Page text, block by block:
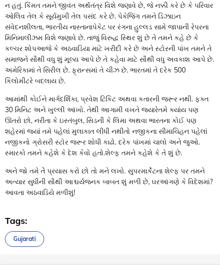
ન હતું. કિંમત તમને જીવંત અર્થતંત્ર વિશે જણાવે છે, જે નક્કી કરે છે કે પરિવાર
ઓલિવ તેલ કે સૂર્યમુખી તેલ પસંદ કરે છે. પેકેજિંગ તમને ડિઝાઇન
સંવેદનશીલતા, ભારતીય નાસ્તાનાપેકેટ પર રંગના હુલ્લડ સામે જાપાની રેપરના
મિનિમાલીઝમ વિશે જણાવે છે. તાજું વિરુદ્ધ સ્થિર શું છે તે તમને કહે છે કે
કલ્ચર શોપઆજે કે અઠવાડિયા માટે ખરીદી કરે છે અને સ્ટોરની પાંખ તમને તે
સમાજને સૌથી વધુ શું મૂલ્ય આપે છે તે કહેવા માટે સૌથી વધુ અવકાશ આપે છે.
અમેરિકામાં તે સિરીલ છે. ફ્રાન્સમાં તે ચીઝ છે. ભારતમાં તે દરેક 500
કિલોમીટરે બદલાય છે.
આમાંથી કોઈને માર્ગદર્શિકા, પ્રવેશ ટિકિટ અથવા કતારની જરૂર નથી. ફક્ત
30 મિનિટ અને ખુલ્લી આંખો. તેથી આગામી વખતે જ્યારેતમે ક્યાંય પણ
ઊતરો છો, નરીતા કે ઇસ્તંબુલ, સિડની કે લિમા અથવા ભારતના કોઈ પણ
શહેરમાં જ્યાં તમે પહેલાં મુલાકાત લીધી નથીતો નજીકના સીમાચિહન પહેલાં
નજીકનો ગ્રોસરી સ્ટોર જરૂર શોધી કાઢો. દરેક પાંખમાં ચાલો અને જુઓ.
સ્મારકો તમને કહેશે કે દેશ કેવો હતો.શેલ્ફ તમને કહેશે કે તે શું છે.
અને જો તમે તેે પ્રયાસ કરો છો તો મને લખો. સુપરમાર્કેટના શેલ્ફ પર તમને
અત્યાર સુધીની સૌથી આશ્ચર્યજનક બાબત શું મળી છે, ઘરઆંગણે કે વિદેશમાં?
આવતા અઠવાડિયે મળીશું!
Tags:
Gujarati